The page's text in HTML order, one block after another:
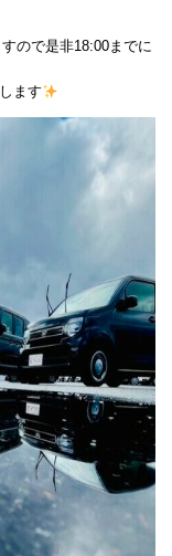
ので是非18:00までに
ます